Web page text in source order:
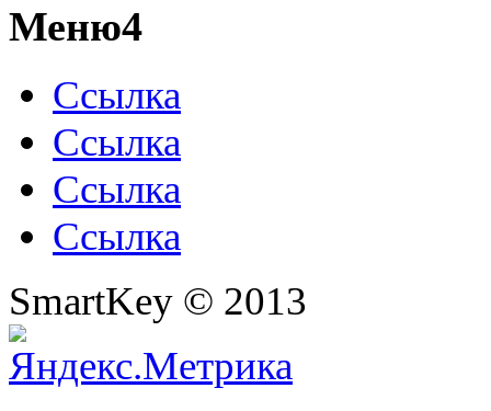
Меню4
Ссылка
Ссылка
Ссылка
Ссылка
SmartKey © 2013